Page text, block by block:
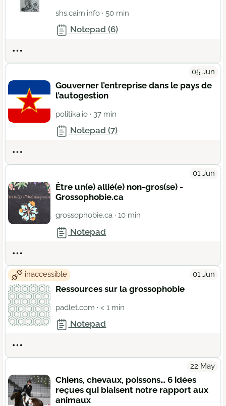
shs.cairn.info · 50 min
Notepad (6)
05 Jun
Gouverner l’entreprise dans le pays de
l’autogestion
politika.io · 37 min
Notepad (7)
01 Jun
Être un(e) allié(e) non-gros(se) -
Grossophobie.ca
grossophobie.ca · 10 min
Notepad
inaccessible 01 Jun
Ressources sur la grossophobie
padlet.com · < 1 min
Notepad
22 May
Chiens, chevaux, poissons… 6 idées
reçues qui biaisent notre rapport aux
animaux